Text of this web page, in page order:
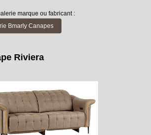
marque ou fabricant :
Bmarly Canapes
Riviera